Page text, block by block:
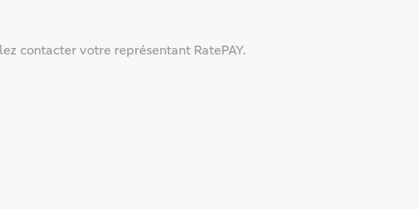
contacter votre représentant RatePAY.